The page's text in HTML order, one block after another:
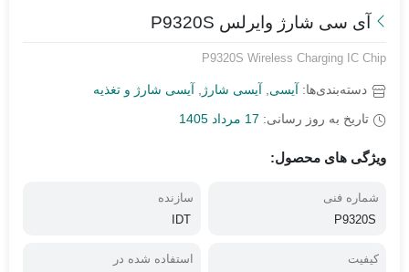
آی سی شارژ وایرلس P9320S
P9320S Wireless Charging IC Chip
دسته‌بندی‌ها: آیسی, آیسی شارژ , آیسی شارژ و تغذیه
تاریخ به روز رسانی: 17 مرداد 1405
ویژگی های محصول:
شماره فنی
P9320S
سازنده
IDT
کیفیت
استفاده شده در